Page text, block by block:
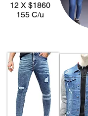
12 X $1860
155 C/u